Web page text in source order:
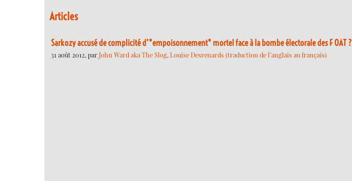
Articles
Sarkozy accusé de complicité d’"empoisonnement" mortel face à la bombe électorale des F OAT ?
31 août 2012, parJohn Ward aka The Slog, Louise Desrenards (traduction de l’anglais au français)